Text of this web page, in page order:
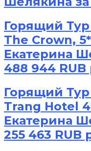
Горящий
The Crown,
Екатерина
488 944 RUB
Горящий Тур
Trang Hotel
Екатерина
255 463 RUB